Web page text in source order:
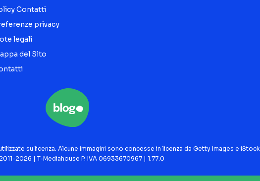
Contatti
privacy
legali
del Sito
su licenza. Alcune immagini sono concesse in licenza da Getty Images e iStock.
2026 | T-Mediahouse P. IVA 06933670967 | 1.77.0